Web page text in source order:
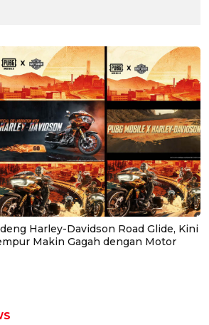
Harley-Davidson Road Glide, Kini
Makin Gagah dengan Motor